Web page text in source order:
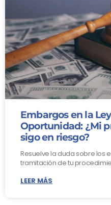
Embargos en la
Oportunidad: ¿Mi
sigo en riesgo?
Resuelve la duda sobre los
tramitación de tu
LEER MÁS